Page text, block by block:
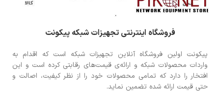
فروشگاه اینترنتی تجهیزات شبکه پیکونت
پیکونت اولین فروشگاه آنلاین تجهیزات شبکه است که اقدام به
واردات محصولات شبکه و ارائه‌ی قیمت‌های رقابتی کرده است و این
افتخار را دارد که تمامی محصولات خود را از نظر کیفیت، اصالت و
حتی قیمت ارائه شده تضمین نماید.